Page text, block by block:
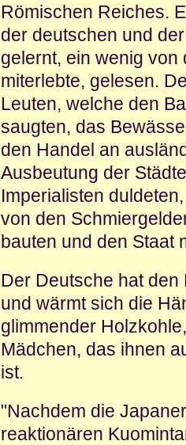
Römischen Reiches.
der deutschen und
ge­lernt, ein wenig
miterlebte, gelesen.
Leuten, welche den
saugten, das
den Handel an
Ausbeutung der
Im­perialisten
von den
bauten und den Staat
Der Deutsche hat
und wärmt sich die
glimmender
Mädchen, das ihnen
ist.
"Nachdem die
reaktio­nären